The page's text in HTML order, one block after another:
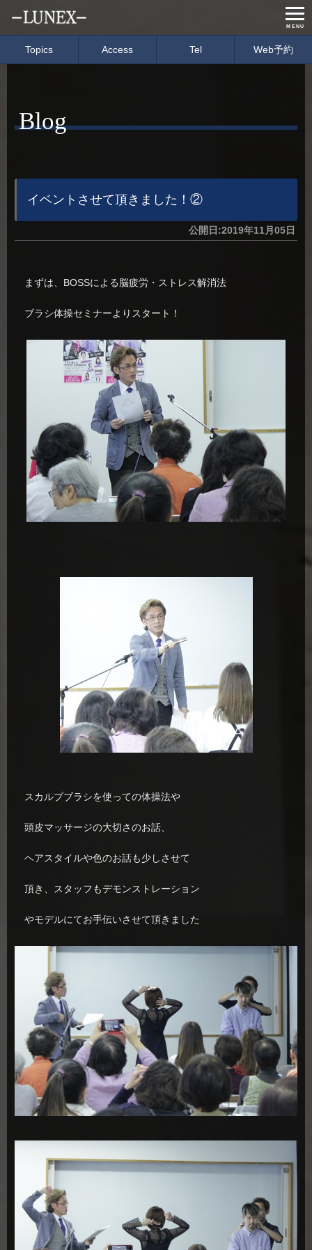
MENU
Concept
Staff blog
会社概要
Topics Access Tel Web予約
Blog
イベントさせて頂きました！②
公開日:2019年11月05日
まずは、BOSSによる脳疲労・ストレス解消法
ブラシ体操セミナーよりスタート！
スカルプブラシを使っての体操法や
頭皮マッサージの大切さのお話、
ヘアスタイルや色のお話も少しさせて
頂き、スタッフもデモンストレーション
やモデルにてお手伝いさせて頂きました